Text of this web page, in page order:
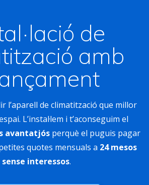
de
amb
l’aparell de climatització que millor
L’instal·lem i t’aconseguim el
avantatjós perquè el puguis pagar
quotes mensuals a 24 mesos
sense interessos.